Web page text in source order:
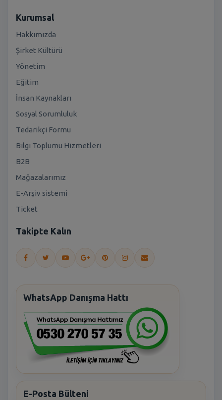
Kurumsal
Hakkımızda
Şirket Kültürü
Yönetim
Eğitim
İnsan Kaynakları
Sosyal Sorumluluk
Tedarikçi Formu
Bilgi Toplumu Hizmetleri
B2B
Mağazalarımız
E-Arşiv sistemi
Ticket
Takipte Kalın
WhatsApp Danışma Hattı
E-Posta Bülteni